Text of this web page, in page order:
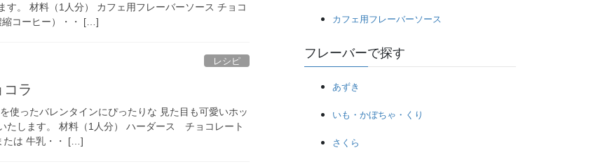
す。 材料（1人分） カフェ用フレーバーソース チョコ
縮コーヒー）・・ […]
レシピ
コラ
使ったバレンタインにぴったりな 見た目も可愛いホッ
たします。 材料（1人分） ハーダース チョコレート
たは 牛乳・・ […]
カフェ用フレーバーソース
フレーバーで探す
あずき
いも・かぼちゃ・くり
さくら